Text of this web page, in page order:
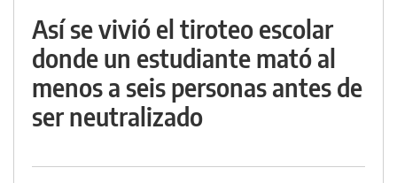
Así se vivió el tiroteo escolar
donde un estudiante mató al
menos a seis personas antes de
ser neutralizado